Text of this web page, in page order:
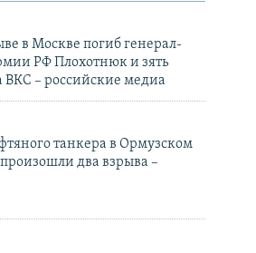
в Москве погиб генерал-
РФ Плохотнюк и зять
ВКС – российские медиа
танкера в Ормузском
два взрыва –